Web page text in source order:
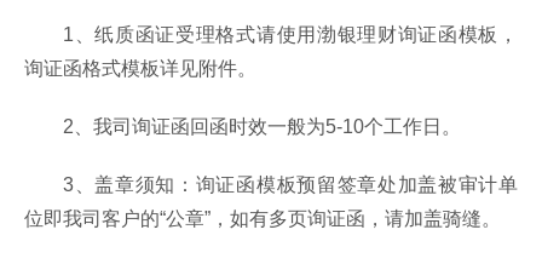
1、纸质函证受理格式请使用渤银理财询证函模板，
询证函格式模板详见附件。
2、我司询证函回函时效一般为5-10个工作日。
3、盖章须知：询证函模板预留签章处加盖被审计单
位即我司客户的“公章”，如有多页询证函，请加盖骑缝。